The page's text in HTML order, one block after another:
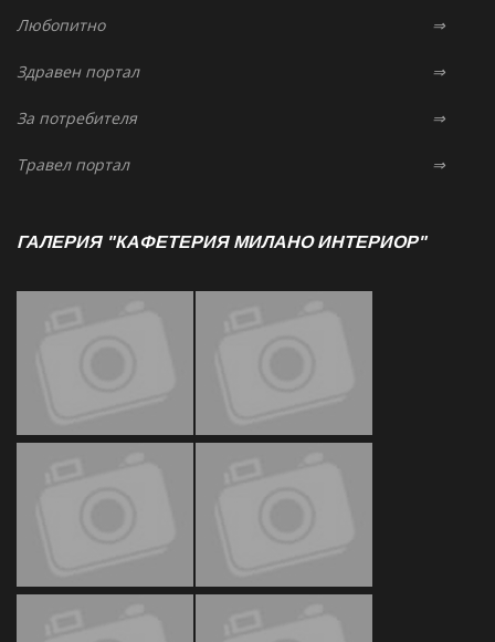
Любопитно ⇒
Здравен портал ⇒
За потребителя ⇒
Травел портал ⇒
ГАЛЕРИЯ "КАФЕТЕРИЯ МИЛАНО ИНТЕРИОР"